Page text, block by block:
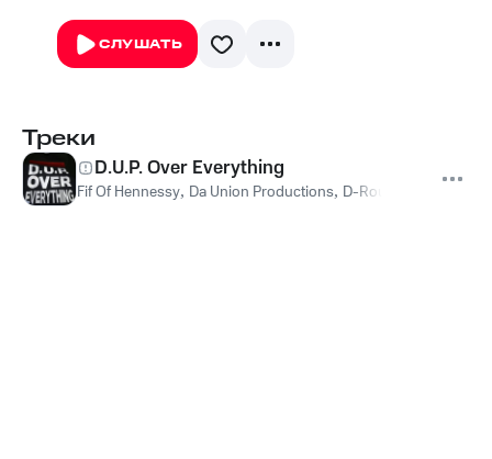
СЛУШАТЬ
Треки
D.U.P. Over Everything
Fif Of Hennessy, Da Union Productions, D-Rough